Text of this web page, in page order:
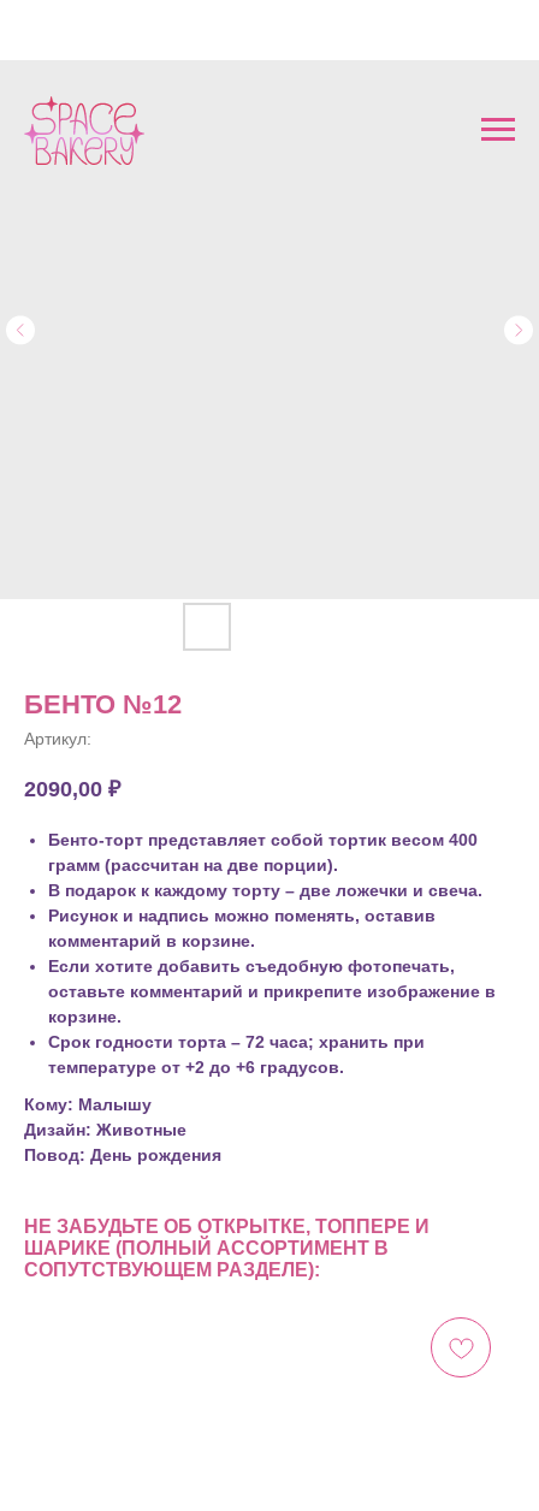
БЕНТО №12
Артикул:
2090,00 ₽
Бенто-торт представляет собой тортик весом 400
грамм (рассчитан на две порции).
В подарок к каждому торту – две ложечки и свеча.
Рисунок и надпись можно поменять, оставив
комментарий в корзине.
Если хотите добавить съедобную фотопечать,
оставьте комментарий и прикрепите изображение в
корзине.
Срок годности торта – 72 часа; хранить при
температуре от +2 до +6 градусов.
Кому: Малышу
Дизайн: Животные
Повод: День рождения
НЕ ЗАБУДЬТЕ ОБ ОТКРЫТКЕ, ТОППЕРЕ И
ШАРИКЕ (ПОЛНЫЙ АССОРТИМЕНТ В
СОПУТСТВУЮЩЕМ РАЗДЕЛЕ):